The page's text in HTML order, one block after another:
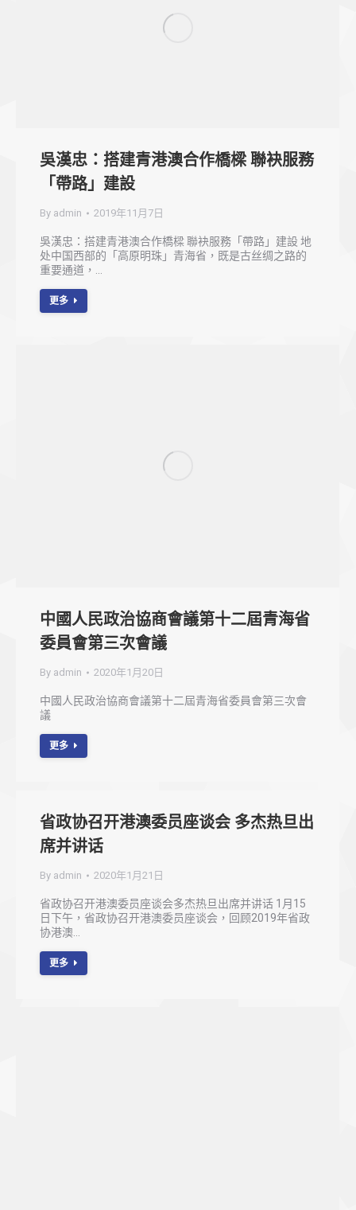
吳漢忠：搭建青港澳合作橋樑 聯袂服務
「帶路」建設
By admin 2019年11月7日
吳漢忠：搭建青港澳合作橋樑 聯袂服務「帶路」建設 地
处中国西部的「高原明珠」青海省，既是古丝绸之路的
重要通道，…
更多
中國人民政治協商會議第十二屆青海省
委員會第三次會議
By admin 2020年1月20日
中國人民政治協商會議第十二屆青海省委員會第三次會
議
更多
省政协召开港澳委员座谈会 多杰热旦出
席并讲话
By admin 2020年1月21日
省政协召开港澳委员座谈会多杰热旦出席并讲话 1月15
日下午，省政协召开港澳委员座谈会，回顾2019年省政
协港澳…
更多